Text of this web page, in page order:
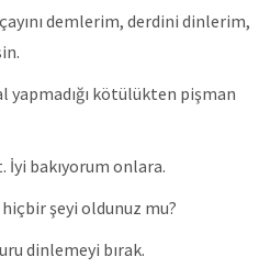
demlerim, derdini dinlerim,
yapmadığı kötülükten pişman
İyi bakıyorum onlara.
şeyi oldunuz mu?
dinlemeyi bırak.